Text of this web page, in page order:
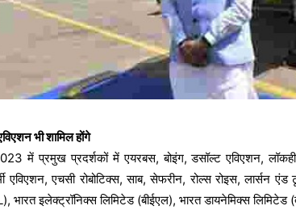
भी शामिल होंगे
में प्रमुख प्रदर्शकों में एयरबस, बोइंग, डसॉल्ट एविएशन,
एविएशन, एचसी रोबोटिक्स, साब, सेफरीन, रोल्स रोइस, लार्सन एंड
भारत इलेक्ट्रॉनिक्स लिमिटेड (बीईएल), भारत डायनेमिक्स लिमिटेड